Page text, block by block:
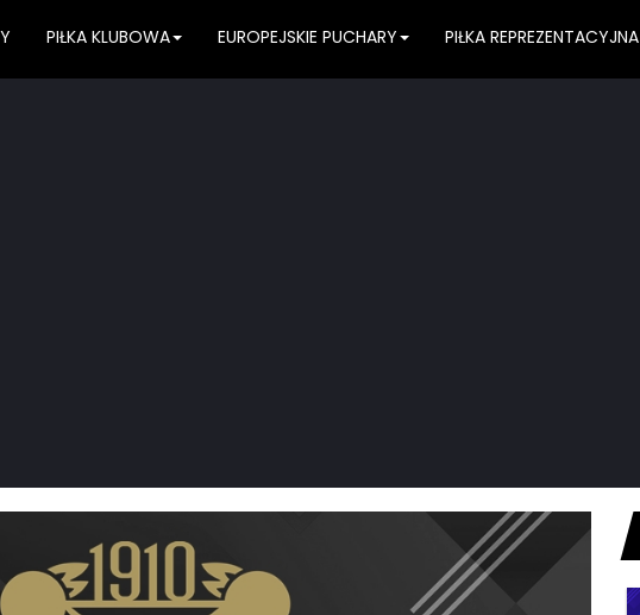
PIŁKA KLUBOWA EUROPEJSKIE PUCHARY PIŁKA REPREZENTACYJNA